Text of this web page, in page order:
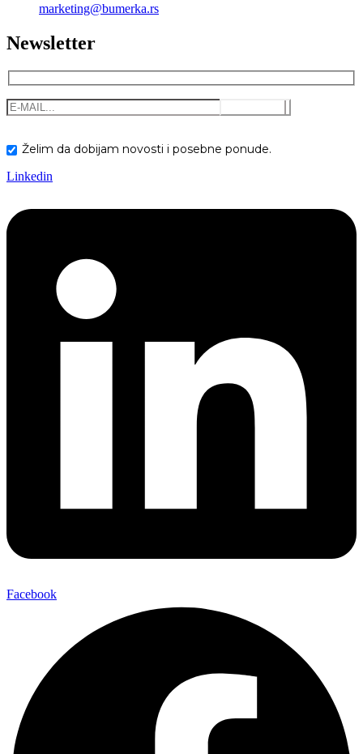
marketing@bumerka.rs
Newsletter
Želim da dobijam novosti i posebne ponude.
Linkedin
Facebook